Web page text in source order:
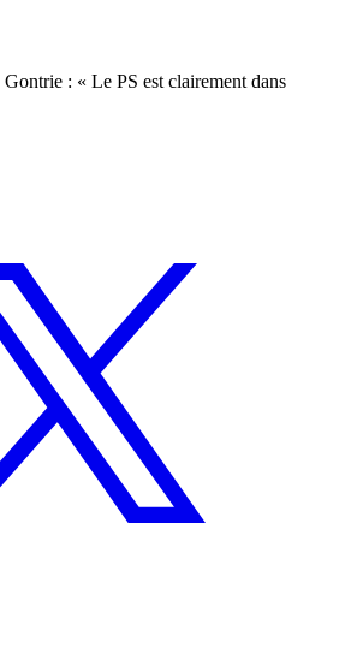
: « Le PS est clairement dans